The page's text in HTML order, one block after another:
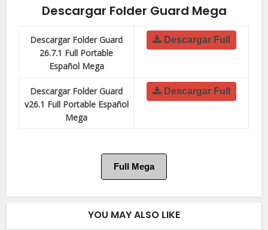
Descargar Folder Guard Mega
Descargar Folder Guard
26.7.1 Full Portable
Español Mega
Descargar Full
Descargar Folder Guard
v26.1 Full Portable Español
Mega
Descargar Full
Full Mega
YOU MAY ALSO LIKE